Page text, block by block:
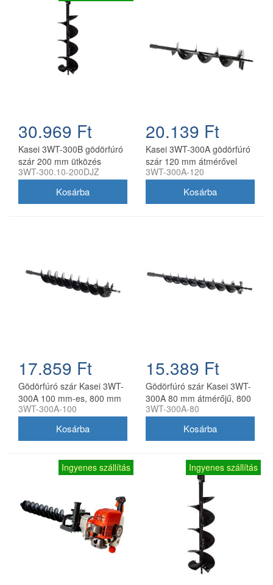
30.969 Ft
Kasei 3WT-300B gödörfúró
szár 200 mm ütközés
tompítóval
3WT-300.10-200DJZ
20.139 Ft
Kasei 3WT-300A gödörfúró
szár 120 mm átmérővel
3WT-300A-120
17.859 Ft
Gödörfúró szár Kasei 3WT-
300A 100 mm-es, 800 mm
hosszú
3WT-300A-100
15.389 Ft
Gödörfúró szár Kasei 3WT-
300A 80 mm átmérőjű, 800
mm hosszú
3WT-300A-80
Ingyenes szállítás Ingyenes szállítás